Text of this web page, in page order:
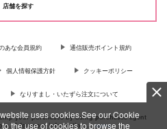
uses cookies.See our Cookie
the use of cookies to browse the
店舗を探す
あな会員規約 通信販売ポイント規約
個人情報保護方針 クッキーポリシー
なりすまし・いたずら注文について
your purchases by using purchases agent
for more information …more